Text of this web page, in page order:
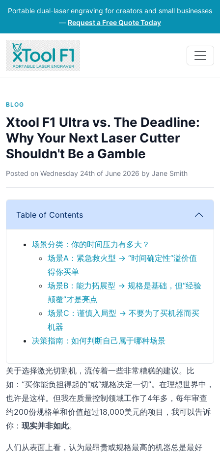
Portable dual-laser engraving for creators and small businesses
— Request a Free Quote Today
BLOG
Xtool F1 Ultra vs. The Deadline:
Why Your Next Laser Cutter
Shouldn't Be a Gamble
Posted on Wednesday 24th of June 2026 by Jane Smith
Table of Contents
场景分类：你的时间压力有多大？
场景A：紧急救火型 → “时间确定性”溢价值
得你买单
场景B：能力拓展型 → 规格是基础，但“经验
颠覆”才是亮点
场景C：谨慎入局型 → 不要为了买机器而买
机器
决策指南：如何判断自己属于哪种场景
关于选择激光切割机，流传着一些非常糟糕的建议。比
如：“买你能负担得起的”或“规格决定一切”。在理想世界中，
也许是这样。但我在质量控制领域工作了4年多，每年审查
约200份规格单和价值超过18,000美元的项目，我可以告诉
你： 现实并非如此。
人们从表面上看，认为最昂贵或规格最高的机器总是最好